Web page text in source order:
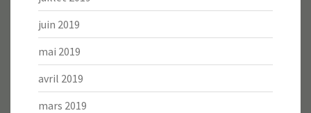
juin 2019
mai 2019
avril 2019
mars 2019